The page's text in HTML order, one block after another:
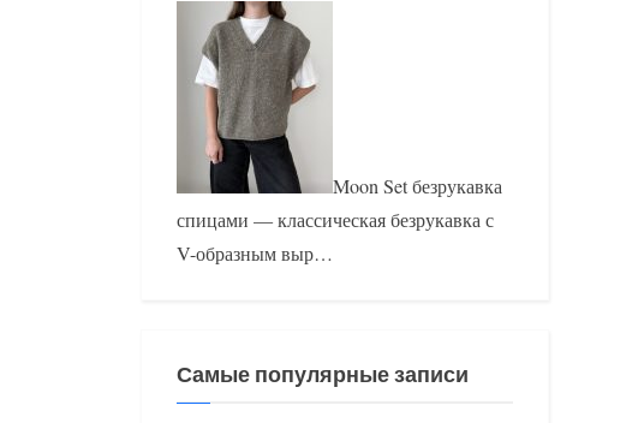
Moon Set безрукавка
спицами — классическая безрукавка с
V-образным выр…
Самые популярные записи